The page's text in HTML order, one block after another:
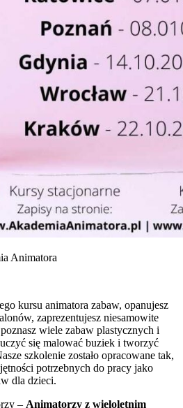
Animatora
kursu animatora zabaw, opanujesz
zaprezentujesz niesamowite
wiele zabaw plastycznych i
się malować buziek i tworzyć
szkolenie zostało opracowane tak,
potrzebnych do pracy jako
dla dzieci.
– Animatorzy z wieloletnim